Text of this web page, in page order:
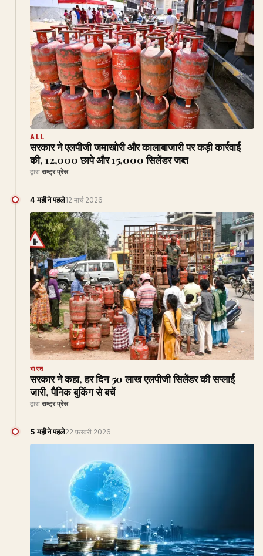
ALL
सरकार ने एलपीजी जमाखोरी और कालाबाजारी पर कड़ी कार्रवाई
की, 12,000 छापे और 15,000 सिलेंडर जब्त
द्वारा राष्ट्र प्रेस
4 महीने पहले12 मार्च 2026
भारत
सरकार ने कहा, हर दिन 50 लाख एलपीजी सिलेंडर की सप्लाई
जारी, पैनिक बुकिंग से बचें
द्वारा राष्ट्र प्रेस
5 महीने पहले22 फ़रवरी 2026